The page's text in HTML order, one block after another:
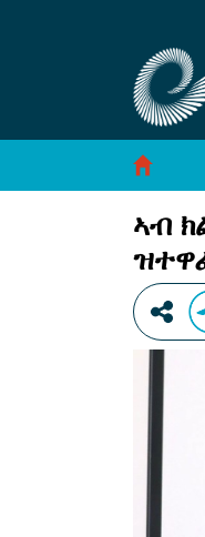
ኣብ ክልል ኦሮሚያ
ኣብ